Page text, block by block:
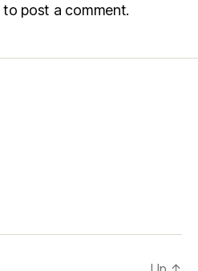
to post a comment.